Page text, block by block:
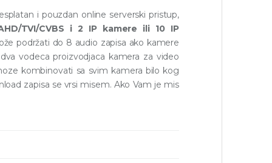
i pouzdan online serverski pristup,
TVI/CVBS i 2 IP kamere ili 10 IP
podržati do 8 audio zapisa ako kamere
vodeca proizvodjaca kamera za video
kombinovati sa svim kamera bilo kog
zapisa se vrsi misem. Ako Vam je mis